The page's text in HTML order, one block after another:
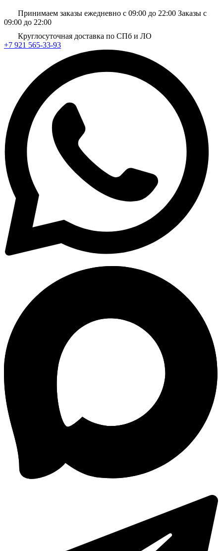
Принимаем заказы ежедневно с 09:00 до 22:00 Заказы с
09:00 до 22:00
Круглосуточная доставка по СПб и ЛО
+7 921 565-33-93